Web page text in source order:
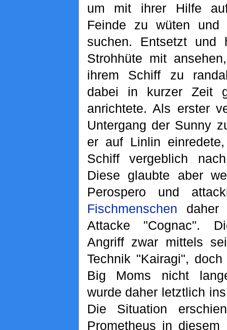
um mit ihrer Hilfe
Feinde zu wüten
suchen. Entsetzt und
Strohhüte mit
ihrem Schiff zu
dabei in kurzer Zeit
anrichtete. Als erster
Untergang der Sunny
er auf Linlin
Schiff vergeblich
Diese glaubte aber
Perospero und
Fischmenschen
Attacke "Cognac".
Angriff zwar mittels
Technik "Kairagi",
Big Moms nicht
wurde daher letztlich
Die Situation
Prometheus in